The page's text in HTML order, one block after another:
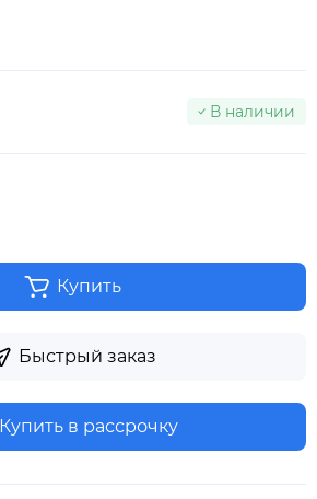
В наличии
Купить
Быстрый заказ
Купить в рассрочку